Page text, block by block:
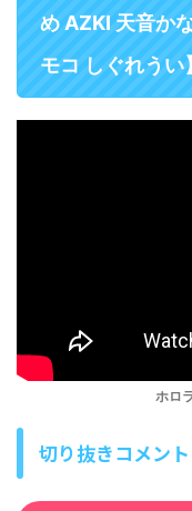
め AZKI 天音か
モコ しぐれうい】
ホロ
切り抜きコメント